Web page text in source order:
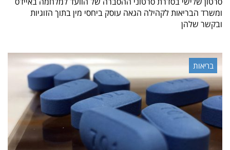
ומשרד הבריאות לקהילה הגאה עוסק ביחסי מין בתוך הזוגיות
ובקשר שלהן
בריאות